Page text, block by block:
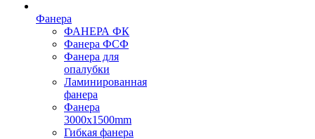
Фанера
ФАНЕРА ФК
Фанера ФСФ
Фанера для
опалубки
Ламинированная
фанера
Фанера
3000х1500mm
Гибкая фанера